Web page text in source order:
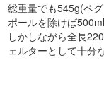
総重量でも545g(ペ
ポールを除けば
しかしながら全長
ェルターとして十分